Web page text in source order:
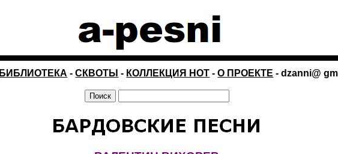
БИБЛИОТЕКА -СКВОТЫ - КОЛЛЕКЦИЯ НОТ -О ПРОЕКТЕ - dzanni@